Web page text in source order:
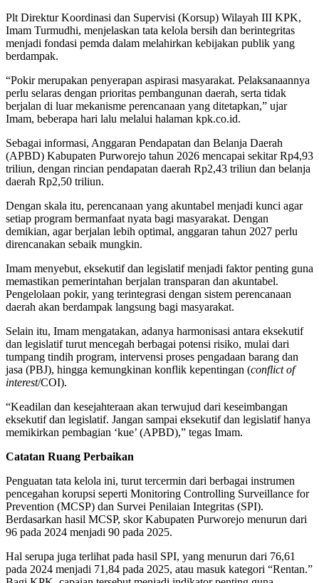
Plt Direktur Koordinasi dan Supervisi (Korsup) Wilayah III KPK,
Imam Turmudhi, menjelaskan tata kelola bersih dan berintegritas
menjadi fondasi pemda dalam melahirkan kebijakan publik yang
berdampak.
“Pokir merupakan penyerapan aspirasi masyarakat. Pelaksanaannya
perlu selaras dengan prioritas pembangunan daerah, serta tidak
berjalan di luar mekanisme perencanaan yang ditetapkan,” ujar
Imam, beberapa hari lalu melalui halaman kpk.co.id.
Sebagai informasi, Anggaran Pendapatan dan Belanja Daerah
(APBD) Kabupaten Purworejo tahun 2026 mencapai sekitar Rp4,93
triliun, dengan rincian pendapatan daerah Rp2,43 triliun dan belanja
daerah Rp2,50 triliun.
Dengan skala itu, perencanaan yang akuntabel menjadi kunci agar
setiap program bermanfaat nyata bagi masyarakat. Dengan
demikian, agar berjalan lebih optimal, anggaran tahun 2027 perlu
direncanakan sebaik mungkin.
Imam menyebut, eksekutif dan legislatif menjadi faktor penting guna
memastikan pemerintahan berjalan transparan dan akuntabel.
Pengelolaan pokir, yang terintegrasi dengan sistem perencanaan
daerah akan berdampak langsung bagi masyarakat.
Selain itu, Imam mengatakan, adanya harmonisasi antara eksekutif
dan legislatif turut mencegah berbagai potensi risiko, mulai dari
tumpang tindih program, intervensi proses pengadaan barang dan
jasa (PBJ), hingga kemungkinan konflik kepentingan (conflict of
interest/COI).
“Keadilan dan kesejahteraan akan terwujud dari keseimbangan
eksekutif dan legislatif. Jangan sampai eksekutif dan legislatif hanya
memikirkan pembagian ‘kue’ (APBD),” tegas Imam.
Catatan Ruang Perbaikan
Penguatan tata kelola ini, turut tercermin dari berbagai instrumen
pencegahan korupsi seperti Monitoring Controlling Surveillance for
Prevention (MCSP) dan Survei Penilaian Integritas (SPI).
Berdasarkan hasil MCSP, skor Kabupaten Purworejo menurun dari
96 pada 2024 menjadi 90 pada 2025.
Hal serupa juga terlihat pada hasil SPI, yang menurun dari 76,61
pada 2024 menjadi 71,84 pada 2025, atau masuk kategori “Rentan.”